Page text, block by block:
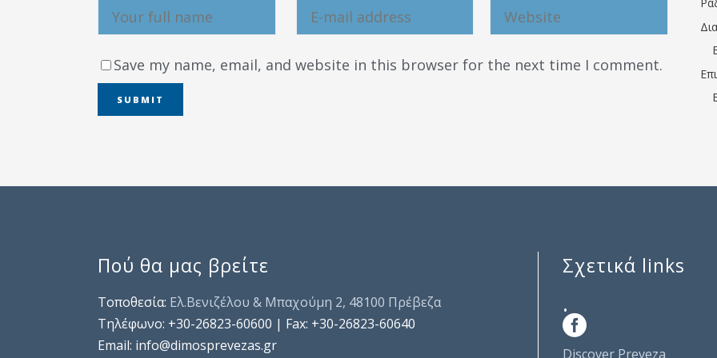
Save my name, email, and website in this browser for the next time I comment.
Πού θα μας βρείτε
Τοποθεσία: Ελ.Βενιζέλου & Μπαχούμη 2, 48100 Πρέβεζα
Τηλέφωνo: +30-26823-60600 | Fax: +30-26823-60640
Email: info@dimosprevezas.gr
Σχετικά links
.
Discover Preveza